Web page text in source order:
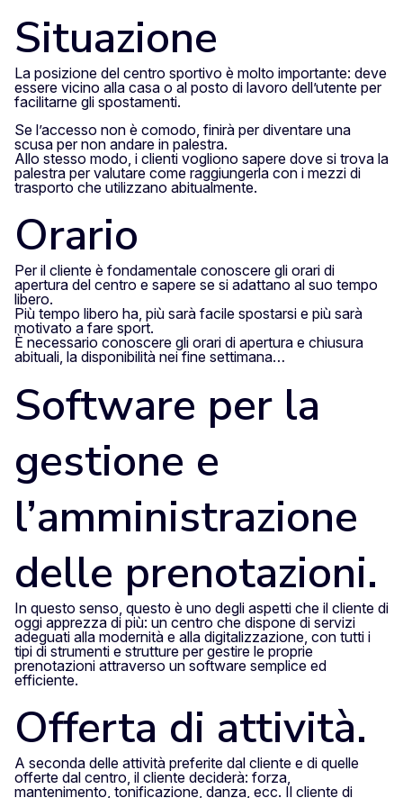
Situazione
La posizione del centro sportivo è molto importante: deve
essere vicino alla casa o al posto di lavoro dell’utente per
facilitarne gli spostamenti.
Se l’accesso non è comodo, finirà per diventare una
scusa per non andare in palestra.
Allo stesso modo, i clienti vogliono sapere dove si trova la
palestra per valutare come raggiungerla con i mezzi di
trasporto che utilizzano abitualmente.
Orario
Per il cliente è fondamentale conoscere gli orari di
apertura del centro e sapere se si adattano al suo tempo
libero.
Più tempo libero ha, più sarà facile spostarsi e più sarà
motivato a fare sport.
È necessario conoscere gli orari di apertura e chiusura
abituali, la disponibilità nei fine settimana…
Software per la
gestione e
l’amministrazione
delle prenotazioni.
In questo senso, questo è uno degli aspetti che il cliente di
oggi apprezza di più: un centro che dispone di servizi
adeguati alla modernità e alla digitalizzazione, con tutti i
tipi di strumenti e strutture per gestire le proprie
prenotazioni attraverso un software semplice ed
efficiente.
Offerta di attività.
A seconda delle attività preferite dal cliente e di quelle
offerte dal centro, il cliente deciderà: forza,
mantenimento, tonificazione, danza, ecc. Il cliente di